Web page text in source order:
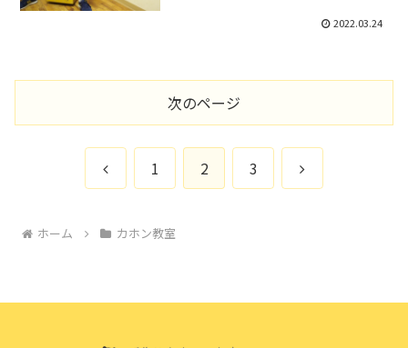
2022.03.24
次のページ
前
1 2 3
次
ホーム カホン教室